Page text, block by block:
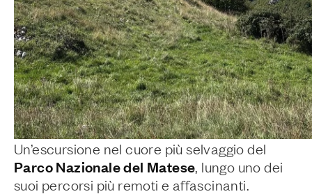
Un’escursione nel cuore più selvaggio del
Parco Nazionale del Matese , lungo uno dei
suoi percorsi più remoti e affascinanti.